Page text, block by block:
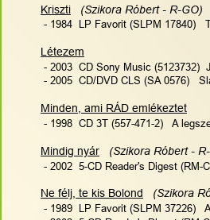
Kriszti
(Szikora Róbert - R-GO)
- 1984  LP Favorit (SLPM 17840)
Létezem
- 2003  CD Sony Music (5123732)
- 2005  CD/DVD CLS (SA 0576)
Minden, ami RÁD emlékeztet
- 1998  CD 3T (557-471-2)   A
Mindig nyár
(Szikora Róbert -
- 2002  5-CD Reader's Digest (RM-
Ne félj, te kis Bolond
(Szikora
- 1989  LP Favorit (SLPM 37226)